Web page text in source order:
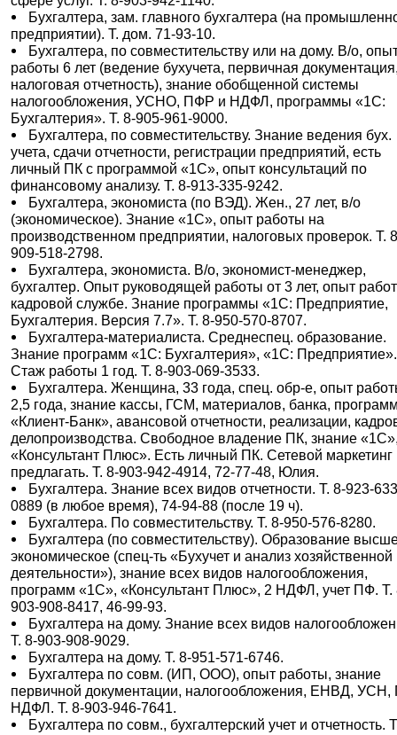
Бухгалтера, зам. главного бухгалтера (на
предприятии). Т. дом. 71-93-10.
Бухгалтера, по совместительству или на дому. В/о,
работы 6 лет (ведение бухучета, первичная
налоговая отчетность), знание обобщенной системы
налогообложения, УСНО, ПФР и НДФЛ, программы «1С:
Бухгалтерия». Т. 8-905-961-9000.
Бухгалтера, по совместительству. Знание ведения бух.
учета, сдачи отчетности, регистрации предприятий, есть
личный ПК с программой «1С», опыт консультаций по
финансовому анализу. Т. 8-913-335-9242.
Бухгалтера, экономиста (по ВЭД). Жен., 27 лет, в/о
(экономическое). Знание «1С», опыт работы на
производственном предприятии, налоговых проверок. Т.
909-518-2798.
Бухгалтера, экономиста. В/о, экономист-менеджер,
бухгалтер. Опыт руководящей работы от 3 лет, опыт
кадровой службе. Знание программы «1С: Предприятие,
Бухгалтерия. Версия 7.7». Т. 8-950-570-8707.
Бухгалтера-материалиста. Среднеспец. образование.
Знание программ «1С: Бухгалтерия», «1С: Предприятие».
Стаж работы 1 год. Т. 8-903-069-3533.
Бухгалтера. Женщина, 33 года, спец. обр-е, опыт
2,5 года, знание кассы, ГСМ, материалов, банка,
«Клиент-Банк», авансовой отчетности, реализации,
делопроизводства. Свободное владение ПК, знание
«Консультант Плюс». Есть личный ПК. Сетевой маркетинг
предлагать. Т. 8-903-942-4914, 72-77-48, Юлия.
Бухгалтера. Знание всех видов отчетности. Т. 8-923-
0889 (в любое время), 74-94-88 (после 19 ч).
Бухгалтера. По совместительству. Т. 8-950-576-8280.
Бухгалтера (по совместительству). Образование
экономическое (спец-ть «Бухучет и анализ хозяйственной
деятельности»), знание всех видов налогообложения,
программ «1С», «Консультант Плюс», 2 НДФЛ, учет ПФ. Т.
903-908-8417, 46-99-93.
Бухгалтера на дому. Знание всех видов
Т. 8-903-908-9029.
Бухгалтера на дому. Т. 8-951-571-6746.
Бухгалтера по совм. (ИП, ООО), опыт работы, знание
первичной документации, налогообложения, ЕНВД,
НДФЛ. Т. 8-903-946-7641.
Бухгалтера по совм., бухгалтерский учет и отчетность.